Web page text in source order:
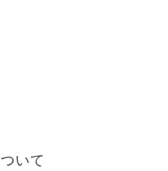
いて